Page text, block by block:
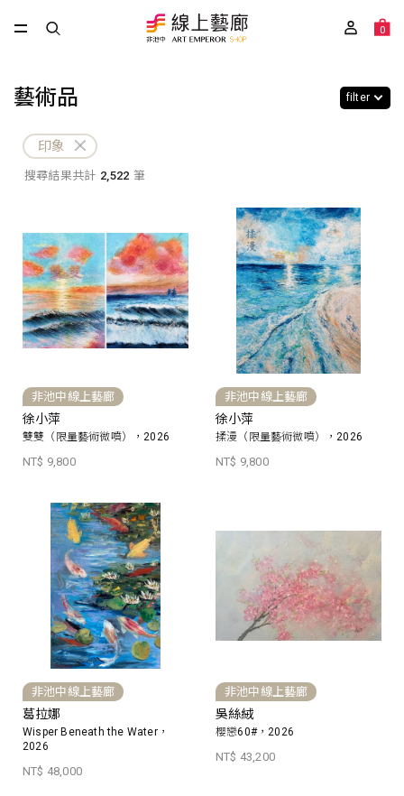
0
藝術品 filter
印象
搜尋結果共計 2,522 筆
非池中線上藝廊
徐小萍
雙雙（限量藝術微噴），2026
NT$ 9,800
非池中線上藝廊
徐小萍
揉漫（限量藝術微噴），2026
NT$ 9,800
非池中線上藝廊
葛拉娜
Wisper Beneath the Water，
2026
NT$ 48,000
非池中線上藝廊
吳絲絨
櫻戀60#，2026
NT$ 43,200